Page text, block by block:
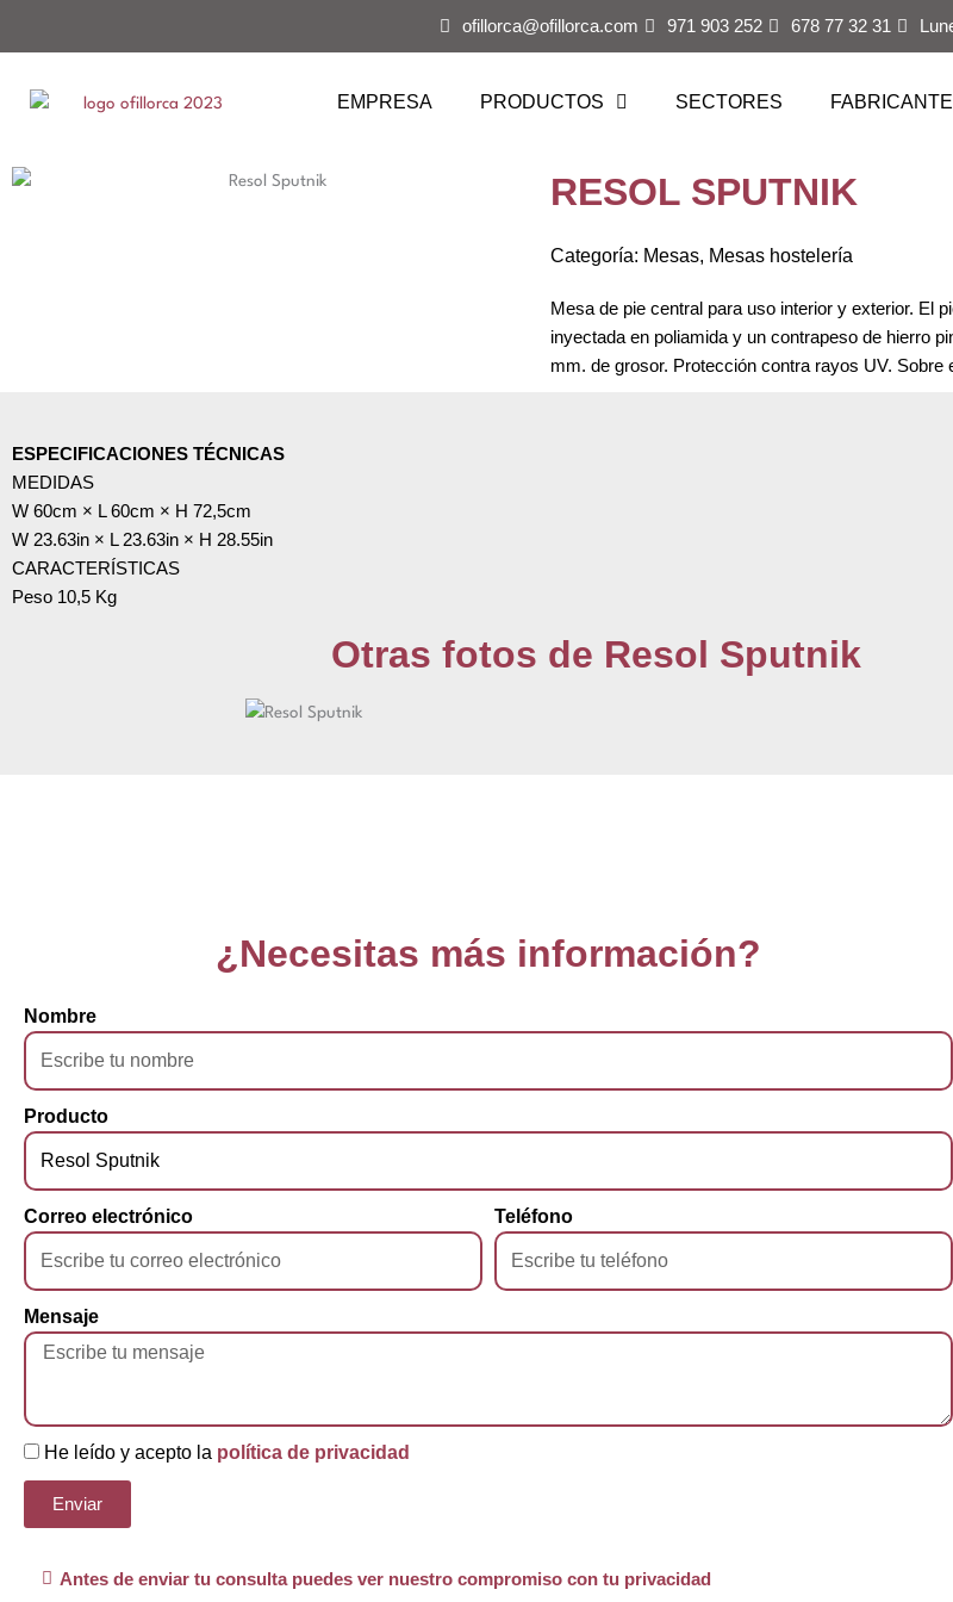
ofillorca@ofillorca.com 971 903 252 678 77 32 31
EMPRESA PRODUCTOS SECTORES
RESOL SPUTNIK
Categoría: Mesas, Mesas hostelería
Mesa de pie central para uso interior y exterior. El
inyectada en poliamida y un contrapeso de hierro
mm. de grosor. Protección contra rayos UV. Sobre
ESPECIFICACIONES TÉCNICAS
MEDIDAS
W 60cm × L 60cm × H 72,5cm
W 23.63in × L 23.63in × H 28.55in
CARACTERÍSTICAS
Peso 10,5 Kg
Otras fotos de Resol Sputnik
¿Necesitas más información?
Nombre
Producto
Correo electrónico Teléfono
Mensaje
He leído y acepto la política de privacidad
Enviar
Antes de enviar tu consulta puedes ver nuestro compromiso con tu privacidad